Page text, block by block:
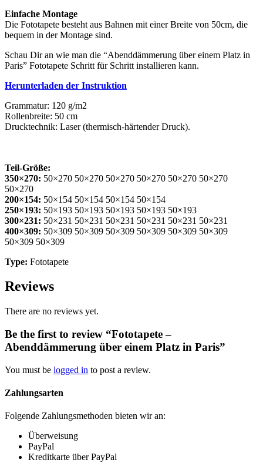
Einfache Montage
Die Fototapete besteht aus Bahnen mit einer Breite von 50cm, die
bequem in der Montage sind.
Schau Dir an wie man die “Abenddämmerung über einem Platz in
Paris” Fototapete Schritt für Schritt installieren kann.
Herunterladen der Instruktion
Grammatur: 120 g/m2
Rollenbreite: 50 cm
Drucktechnik: Laser (thermisch-härtender Druck).
Teil-Größe:
350×270: 50×270 50×270 50×270 50×270 50×270 50×270
50×270
200×154: 50×154 50×154 50×154 50×154
250×193: 50×193 50×193 50×193 50×193 50×193
300×231: 50×231 50×231 50×231 50×231 50×231 50×231
400×309: 50×309 50×309 50×309 50×309 50×309 50×309
50×309 50×309
Type: Fototapete
Reviews
There are no reviews yet.
Be the first to review “Fototapete –
Abenddämmerung über einem Platz in Paris”
You must be logged in to post a review.
Zahlungsarten
Folgende Zahlungsmethoden bieten wir an:
Überweisung
PayPal
Kreditkarte über PayPal